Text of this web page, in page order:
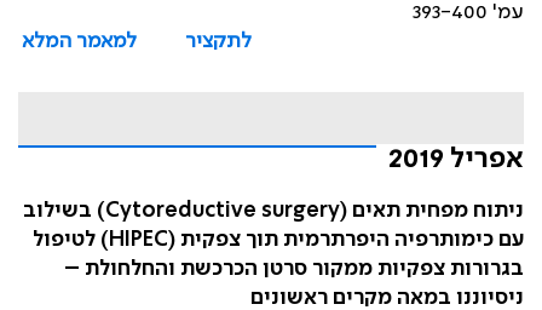
עמ' 393-400
לתקציר
למאמר המלא
אפריל 2019
ניתוח מפחית תאים (Cytoreductive surgery) בשילוב
עם כימותרפיה היפרתרמית תוך צפקית (HIPEC) לטיפול
בגרורות צפקיות ממקור סרטן הכרכשת והחלחולת –
ניסיוננו במאה מקרים ראשונים